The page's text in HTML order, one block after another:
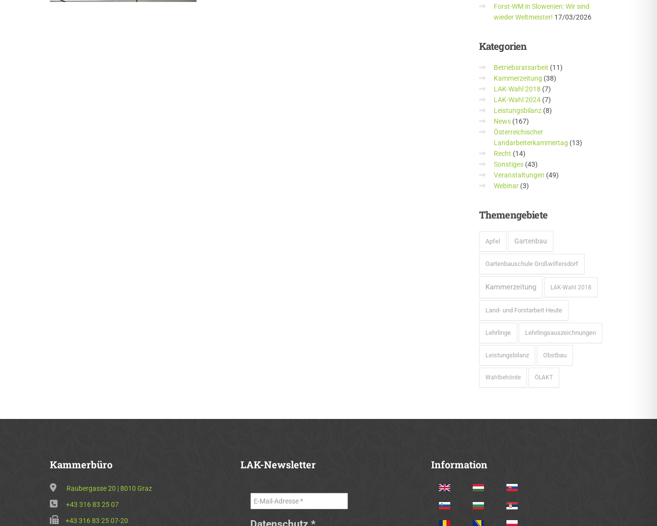
Forst-WM in Slowenien: Wir sind
wieder Weltmeister! 17/03/2026
Kategorien
Betriebsratsarbeit (11)
Kammerzeitung (38)
LAK-Wahl 2018 (7)
LAK-Wahl 2024(7)
Leistungsbilanz(8)
News(167)
Österreichischer
Landarbeiterkammertag (13)
Recht (14)
Sonstiges(43)
Veranstaltungen (49)
Webinar(3)
Themengebiete
Apfel Gartenbau
Gartenbauschule Großwilfersdorf
Kammerzeitung LAK-Wahl 2018
Land- und Forstarbeit Heute
Lehrlinge Lehrlingsauszeichnungen
Leistungsbilanz Obstbau
Wahlbehörde ÖLAKT
Kammerbüro
Raubergasse 20 | 8010 Graz
+43 316 83 25 07
+43 316 83 25 07-20
LAK-Newsletter Information